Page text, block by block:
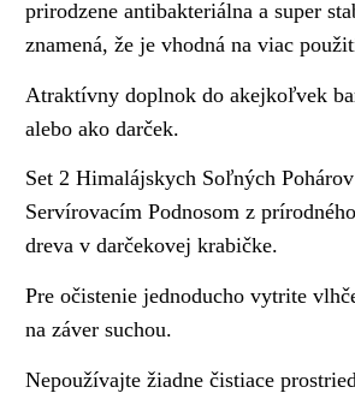
prirodzene antibakteriálna a super
znamená, že je vhodná na viac
Atraktívny doplnok do akejkoľvek
alebo ako darček.
Set 2 Himalájskych Soľných
Servírovacím Podnosom z
dreva v darčekovej krabičke.
Pre očistenie jednoducho vytrite
na záver suchou.
Nepoužívajte žiadne čistiace